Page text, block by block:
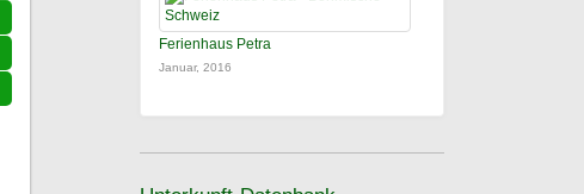
Ferienhaus Petra
Januar, 2016